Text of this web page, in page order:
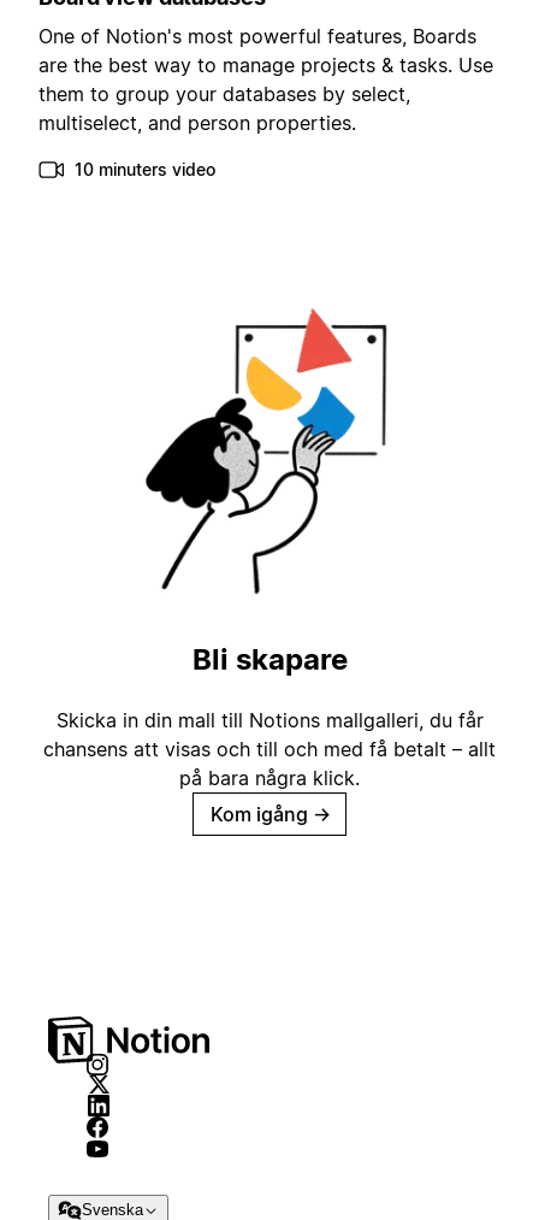
One of Notion's most powerful features, Boards
are the best way to manage projects & tasks. Use
them to group your databases by select,
multiselect, and person properties.
10 minuters video
Bli skapare
Skicka in din mall till Notions mallgalleri, du får
chansens att visas och till och med få betalt – allt
på bara några klick.
Kom igång →
Svenska